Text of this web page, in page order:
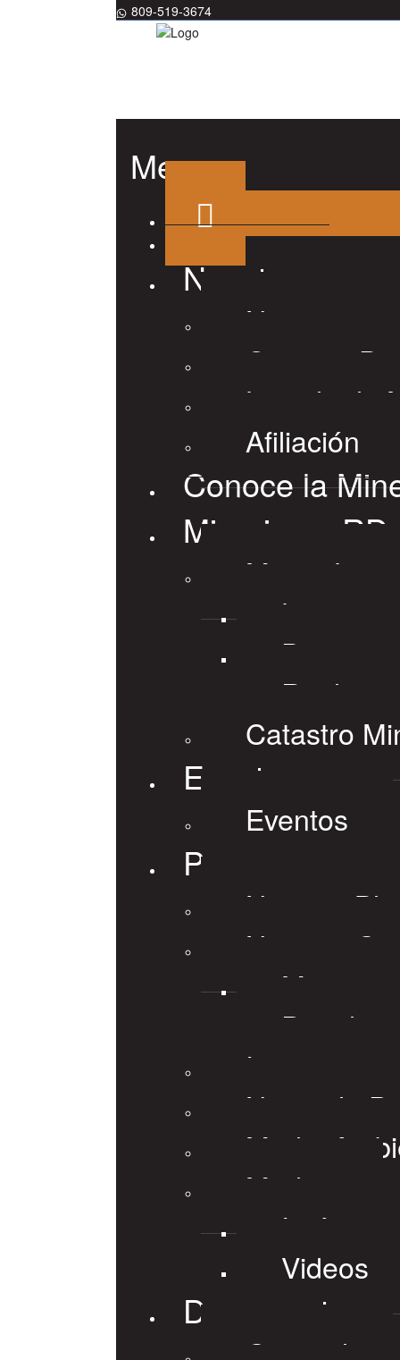
809-519-3674
Menu
Nosotros
Nosotros
Consejo
Listado de
Afiliación
Conoce la
Mineria en RD
Marco
Leyes
Decretos
Catastro
Eventos
Eventos
Prensa
Nuestro
Noticias
Minera
Petrolera
Notas de
Medio
Medios
Videos
Documentos